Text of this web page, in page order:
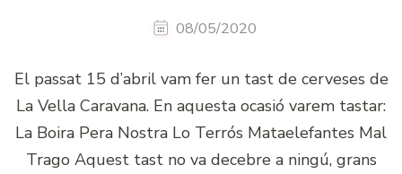
08/05/2020
El passat 15 d’abril vam fer un tast de cerveses de
La Vella Caravana. En aquesta ocasió varem tastar:
La Boira Pera Nostra Lo Terrós Mataelefantes Mal
Trago Aquest tast no va decebre a ningú, grans